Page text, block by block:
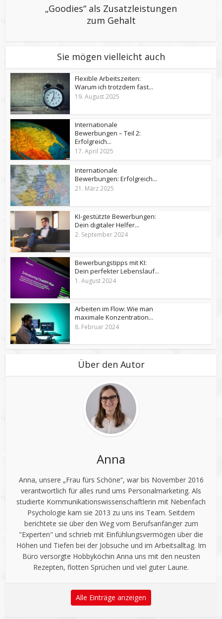
„Goodies“ als Zusatzleistungen
zum Gehalt
Sie mögen vielleicht auch
Flexible Arbeitszeiten:
Warum ich trotzdem fast...
19. August 2025
Internationale
Bewerbungen – Teil 2:
Erfolgreich...
17. April 2025
Internationale
Bewerbungen: Erfolgreich...
21. März 2025
KI-gestützte Bewerbungen:
Dein digitaler Helfer...
2. September 2024
Bewerbungstipps mit KI:
Dein perfekter Lebenslauf...
1. August 2024
Arbeiten im Flow: Wie man
maximale Konzentration...
8. Februar 2024
Über den Autor
Anna
Anna, unsere „Frau fürs Schöne“, war bis November 2016
verantwortlich für alles rund ums Personalmarketing. Als
studierte Kommunikationswissenschaftlerin mit Nebenfach
Psychologie kam sie 2013 zu uns ins Team. Seitdem
berichtete sie über den Weg vom Berufsanfänger zum
"Experten" und schrieb mit Einfühlungsvermögen über die
Höhen und Tiefen bei der Jobsuche und im Arbeitsalltag. Im
Büro versorgte Hobbyköchin Anna uns mit den neusten
Rezepten, flotten Sprüchen und viel guter Laune.
Alle Einträge anzeigen